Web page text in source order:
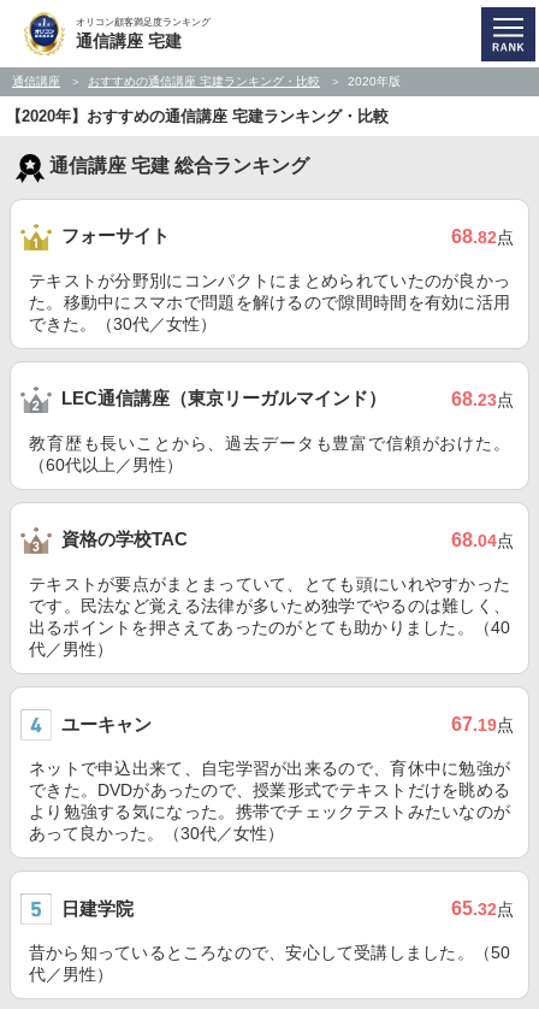
オリコン顧客満足度ランキング
通信講座 宅建
通信講座 おすすめの通信講座 宅建ランキング・比較 2020年版
【2020年】おすすめの通信講座 宅建ランキング・比較
通信講座 宅建 総合ランキング
フォーサイト 68.82点
テキストが分野別にコンパクトにまとめられていたのが良かっ
た。移動中にスマホで問題を解けるので隙間時間を有効に活用
できた。（30代／女性）
LEC通信講座（東京リーガルマインド） 68.23点
教育歴も長いことから、過去データも豊富で信頼がおけた。
（60代以上／男性）
資格の学校TAC 68.04点
テキストが要点がまとまっていて、とても頭にいれやすかった
です。民法など覚える法律が多いため独学でやるのは難しく、
出るポイントを押さえてあったのがとても助かりました。（40
代／男性）
ユーキャン 67.19点
ネットで申込出来て、自宅学習が出来るので、育休中に勉強が
できた。DVDがあったので、授業形式でテキストだけを眺める
より勉強する気になった。携帯でチェックテストみたいなのが
あって良かった。（30代／女性）
日建学院 65.32点
昔から知っているところなので、安心して受講しました。（50
代／男性）